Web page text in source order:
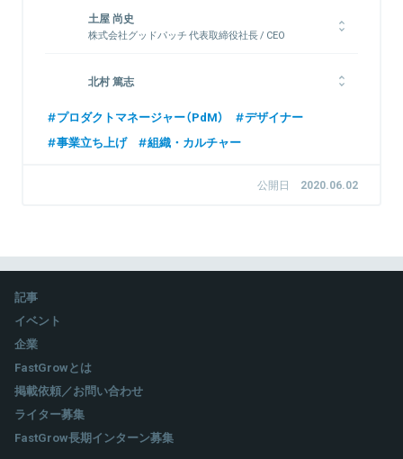
土屋 尚史
株式会社グッドパッチ 代表取締役社長 / CEO
2011年9月に株式会社グッドパッチを設立。自社で開発している
プロトタイピングツール｢Prott｣はグッドデザイン賞を受賞。
2017年には経済産業省第4次産業革命クリエイティブ研究会の委
員を務める。2018年にフルリモートデザインチーム
「Goodpatch Anywhere」をリリース。2020年6月、デザイン会
北村 篤志
エンジニア、Webディレクター、UXデザイナーを経験し、現在
として従事。クライアントワークの全プロジェクトにおけるUX
マネジメントに取り組む。HCD-Net認定 人間中心設計専門家の
プロダクトマネージャー（PdM）
デザイナー
事業立ち上げ
組織・カルチャー
公開日 2020.06.02
記事
イベント
企業
FastGrowとは
掲載依頼／お問い合わせ
ライター募集
FastGrow長期インターン募集